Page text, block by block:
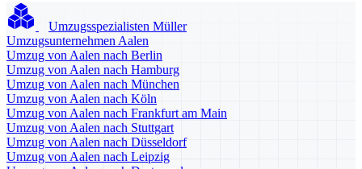
Umzugsspezialisten Müller
Umzugsunternehmen Aalen
Umzug von Aalen nach Berlin
Umzug von Aalen nach Hamburg
Umzug von Aalen nach München
Umzug von Aalen nach Köln
Umzug von Aalen nach Frankfurt am Main
Umzug von Aalen nach Stuttgart
Umzug von Aalen nach Düsseldorf
Umzug von Aalen nach Leipzig